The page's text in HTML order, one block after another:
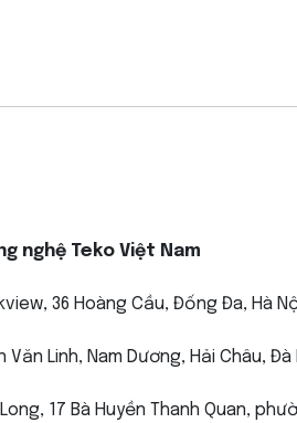
nghệ Teko Việt Nam
36 Hoàng Cầu, Đống Đa, Hà
Văn Linh, Nam Dương, Hải Châu, Đà
17 Bà Huyền Thanh Quan,